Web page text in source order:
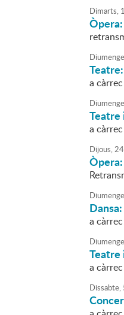
Dimarts,
Òpera:
Teatre:
a
a
Dijous,24
Òpera:
Dansa:
a
a
Dissabte,